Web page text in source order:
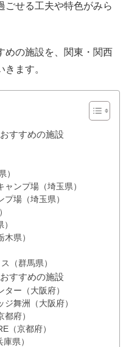
ごせる工夫や特色がみら
めの施設を、関東・関西
ます。
すすめの施設
）
ンプ場（埼玉県）
場（埼玉県）
県）
（群馬県）
すすめの施設
ー（大阪府）
舞洲（大阪府）
府）
（京都府）
県）